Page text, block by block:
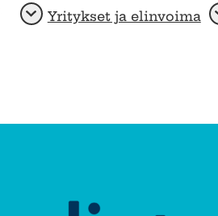
AvaaYritykset ja elinvoima